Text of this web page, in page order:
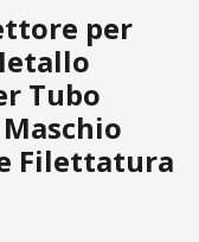
per
Tubo
Filettatura